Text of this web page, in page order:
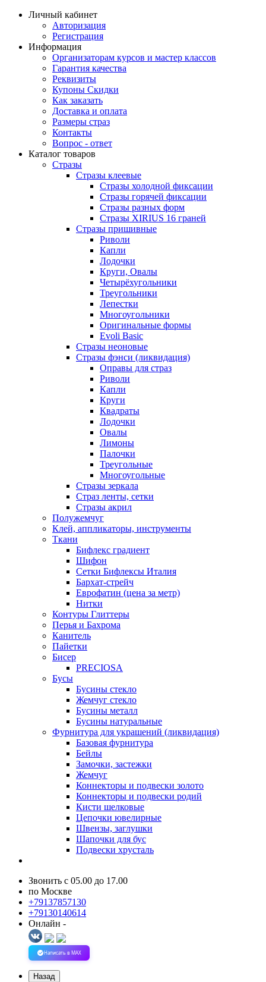
Личный кабинет
Авторизация
Регистрация
Информация
Организаторам курсов и мастер классов
Гарантия качества
Реквизиты
Купоны Скидки
Как заказать
Доставка и оплата
Размеры страз
Контакты
Вопрос - ответ
Каталог товаров
Стразы
Стразы клеевые
Стразы холодной фиксации
Стразы горячей фиксации
Стразы разных форм
Стразы XIRIUS 16 граней
Стразы пришивные
Риволи
Капли
Лодочки
Круги, Овалы
Четырёхугольники
Треугольники
Лепестки
Многоугольники
Оригинальные формы
Evoli Basic
Стразы неоновые
Стразы фэнси (ликвидация)
Оправы для страз
Риволи
Капли
Круги
Квадраты
Лодочки
Овалы
Лимоны
Палочки
Треугольные
Многоугольные
Стразы зеркала
Страз ленты, сетки
Стразы акрил
Полужемчуг
Клей, аппликаторы, инструменты
Ткани
Бифлекс градиент
Шифон
Сетки Бифлексы Италия
Бархат-стрейч
Еврофатин (цена за метр)
Нитки
Контуры Глиттеры
Перья и Бахрома
Канитель
Пайетки
Бисер
PRECIOSA
Бусы
Бусины стекло
Жемчуг стекло
Бусины металл
Бусины натуральные
Фурнитура для украшений (ликвидация)
Базовая фурнитура
Бейлы
Замочки, застежки
Жемчуг
Коннекторы и подвески золото
Коннекторы и подвески родий
Кисти шелковые
Цепочки ювелирные
Швензы, заглушки
Шапочки для бус
Подвески хрусталь
Звонить с 05.00 до 17.00
по Москве
+79137857130
+79130140614
Онлайн -
Написать в MAX
Назад